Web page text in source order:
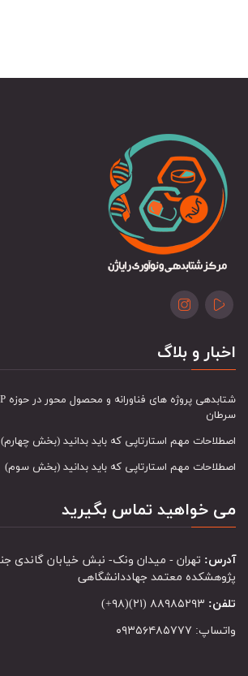
اخبار و بلاگ
سرطان
اصطلاحات مهم استارتاپی که باید بدانید (بخش چهارم)
اصطلاحات مهم استارتاپی که باید بدانید (بخش سوم)
می خواهید تماس بگیرید
آدرس:
پژوهشکده معتمد جهاددانشگاهی
تلفن: ۸۸۹۸۵۲۹۳ (۲۱)(۹۸+)
واتساپ: ۰۹۳۵۶۴۸۵۷۷۷